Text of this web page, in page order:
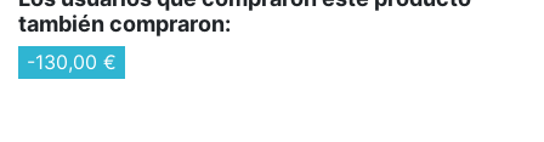
también compraron:
-130,00 €